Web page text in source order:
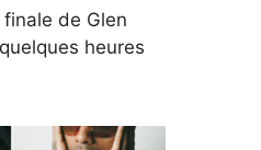
de Glen
heures